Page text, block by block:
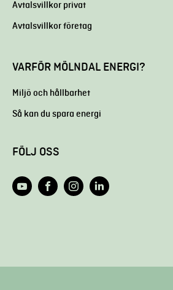
Avtalsvillkor privat
Avtalsvillkor företag
VARFÖR MÖLNDAL ENERGI?
Miljö och hållbarhet
Så kan du spara energi
FÖLJ OSS